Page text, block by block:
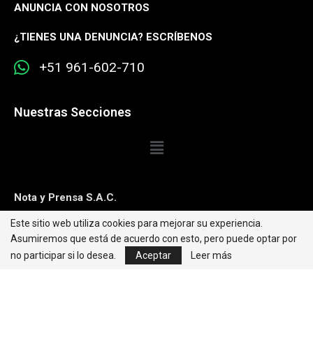
ANUNCIA CON NOSOTROS
¿TIENES UNA DENUNCIA? ESCRÍBENOS
+51 961-602-710
Nuestras Secciones
Nota y Prensa S.A.C.
Contacto:editorweb@caretas.com.pe
Síguenos:
Este sitio web utiliza cookies para mejorar su experiencia.
Asumiremos que está de acuerdo con esto, pero puede optar por
no participar si lo desea.
Aceptar Leer más